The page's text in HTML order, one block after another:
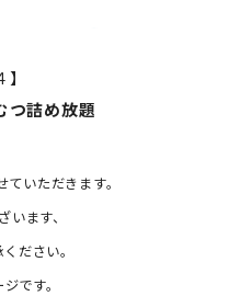
つ詰め放題
いただきます。
ます、
ださい。
です。